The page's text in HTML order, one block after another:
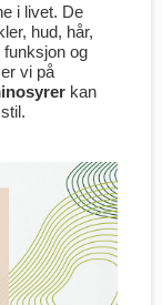
i livet. De
hud, hår,
funksjon og
vi på
kan